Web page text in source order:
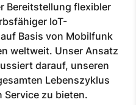
Bereitstellung flexibler
IoT-
Basis von Mobilfunk
weltweit. Unser Ansatz
darauf, unseren
Lebenszyklus
Service zu bieten.